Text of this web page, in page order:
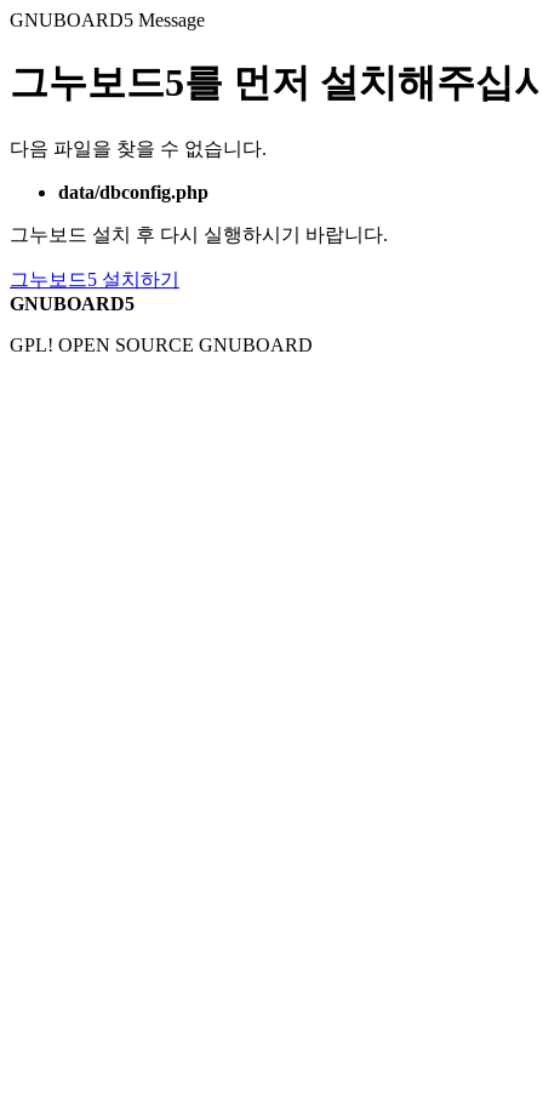
GNUBOARD5 Message
그누보드5를 먼저 설치해주십
다음 파일을 찾을 수 없습니다.
data/dbconfig.php
그누보드 설치 후 다시 실행하시기 바랍니다.
그누보드5 설치하기
GNUBOARD5
GPL! OPEN SOURCE GNUBOARD